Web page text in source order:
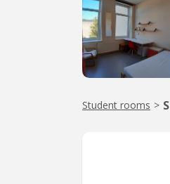
Student rooms >